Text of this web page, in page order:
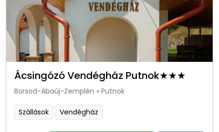
Ácsingózó Vendégház Putnok★★★
Borsod-Abaúj-Zemplén » Putnok
Szállások Vendégház